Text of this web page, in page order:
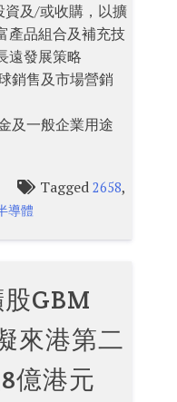
資及/或收購，以擴
產品組合及補充技
遠發展策略
銷售及市場營銷
及一般企業用途
Tagged2658,
導體
GBM
來港第二
億港元